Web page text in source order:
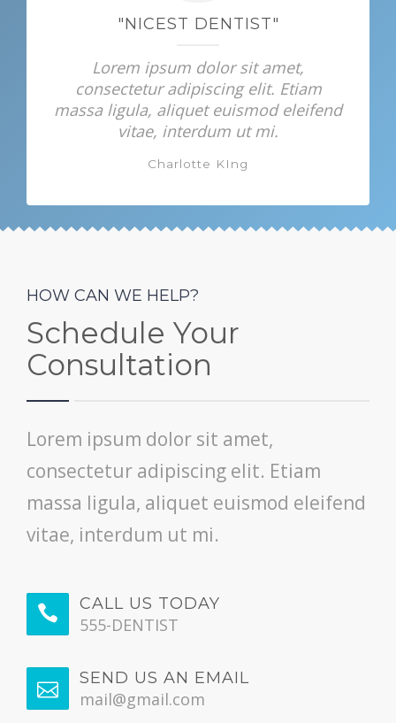
"NICEST DENTIST"
Lorem ipsum dolor sit amet,
consectetur adipiscing elit. Etiam
massa ligula, aliquet euismod eleifend
vitae, interdum ut mi.
Charlotte KIng
HOW CAN WE HELP?
Schedule Your
Consultation
Lorem ipsum dolor sit amet,
consectetur adipiscing elit. Etiam
massa ligula, aliquet euismod eleifend
vitae, interdum ut mi.
CALL US TODAY
555-DENTIST
SEND US AN EMAIL
mail@gmail.com